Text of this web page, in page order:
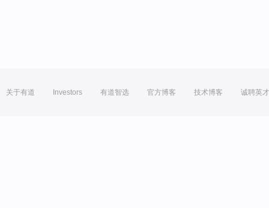
关于有道 Investors 有道智选 官方博客 技术博客 诚聘英才